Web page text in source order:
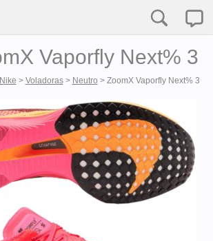
Vaporfly Next% 3
Nike > Voladoras> Neutro > ZoomX Vaporfly Next% 3